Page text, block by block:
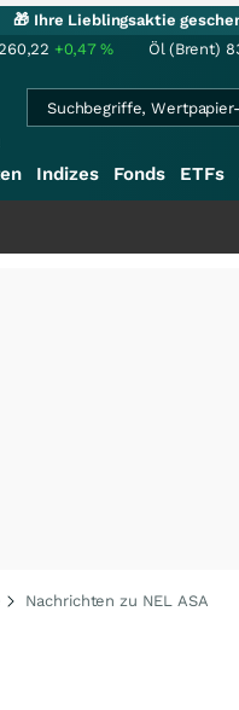
🎁 Ihre Lieblingsaktie
+0,47% Öl (Brent)
Indizes Fonds ETFs
Nachrichten zu NEL ASA